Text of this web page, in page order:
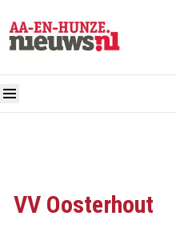
VV Oosterhout